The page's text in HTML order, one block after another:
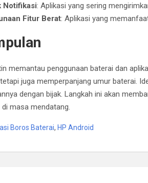
Notifikasi: Aplikasi yang sering
Fitur Berat: Aplikasi yang
memantau penggunaan baterai dan
juga memperpanjang umur baterai.
dengan bijak. Langkah ini akan
masa mendatang.
Boros Baterai, HP Android